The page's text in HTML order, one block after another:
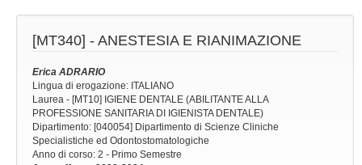
[MT340] - ANESTESIA E RIANIMAZIONE
Erica ADRARIO
Lingua di erogazione: ITALIANO
Laurea - [MT10] IGIENE DENTALE (ABILITANTE ALLA
PROFESSIONE SANITARIA DI IGIENISTA DENTALE)
Dipartimento: [040054] Dipartimento di Scienze Cliniche
Specialistiche ed Odontostomatologiche
Anno di corso: 2 - Primo Semestre